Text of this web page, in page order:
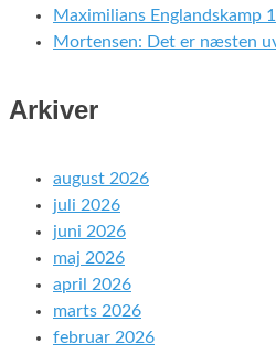
Maximilians Englandskamp
Mortensen: Det er næsten
Arkiver
august 2026
juli 2026
juni 2026
maj 2026
april 2026
marts 2026
februar 2026